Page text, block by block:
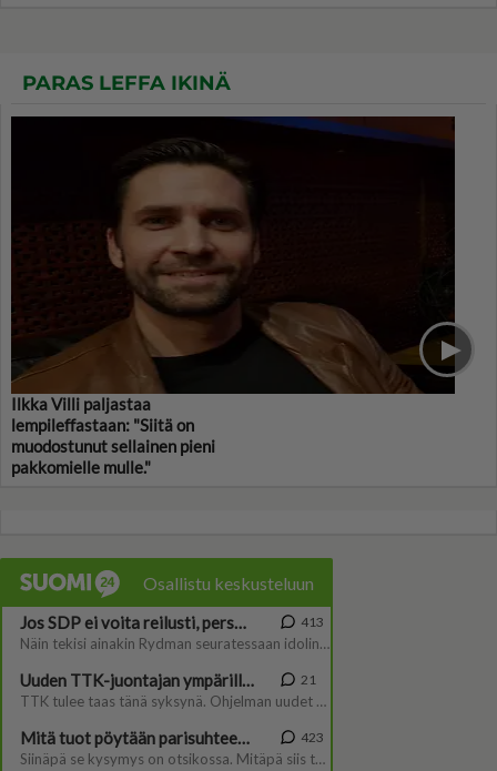
PARAS LEFFA IKINÄ
Ilkka Villi paljastaa
lempileffastaan: "Siitä on
muodostunut sellainen pieni
pakkomielle mulle."